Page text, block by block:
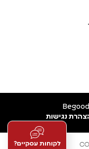
נגישות
לקוחות עסקיים?